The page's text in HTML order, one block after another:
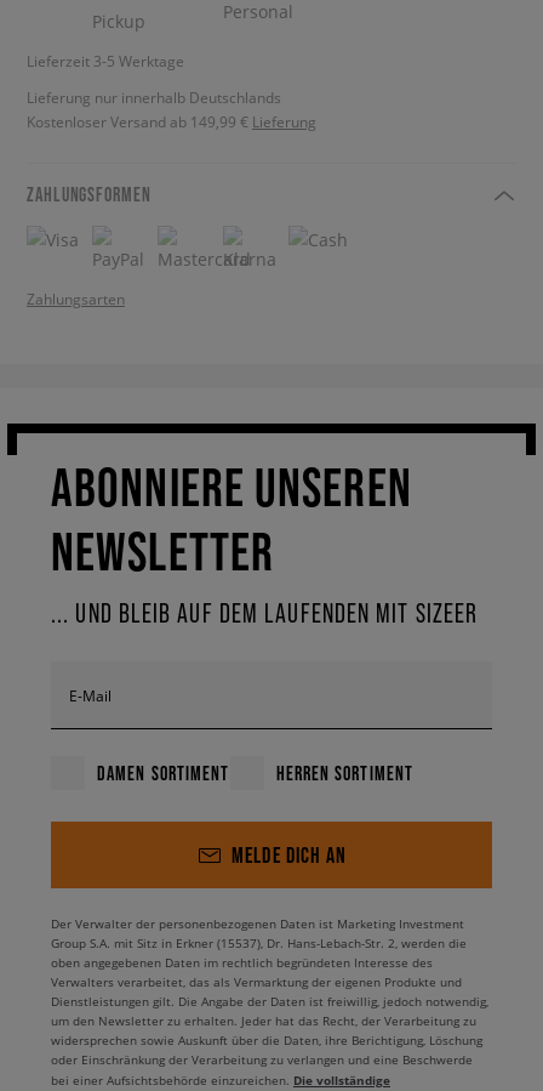
Lieferzeit 3-5 Werktage
Lieferung nur innerhalb Deutschlands
Kostenloser Versand ab 149,99 € Lieferung
ZAHLUNGSFORMEN
Zahlungsarten
ABONNIERE UNSEREN
NEWSLETTER
... UND BLEIB AUF DEM LAUFENDEN MIT SIZEER
E-Mail
DAMEN SORTIMENT HERREN SORTIMENT
MELDE DICH AN
Der Verwalter der personenbezogenen Daten ist Marketing Investment
Group S.A. mit Sitz in Erkner (15537), Dr. Hans-Lebach-Str. 2, werden die
oben angegebenen Daten im rechtlich begründeten Interesse des
Verwalters verarbeitet, das als Vermarktung der eigenen Produkte und
Dienstleistungen gilt. Die Angabe der Daten ist freiwillig, jedoch notwendig,
um den Newsletter zu erhalten. Jeder hat das Recht, der Verarbeitung zu
widersprechen sowie Auskunft über die Daten, ihre Berichtigung, Löschung
oder Einschränkung der Verarbeitung zu verlangen und eine Beschwerde
bei einer Aufsichtsbehörde einzureichen. Die vollständige